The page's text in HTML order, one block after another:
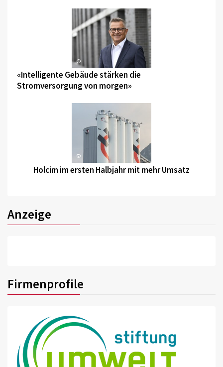
©
«Intelligente Gebäude stärken die
Stromversorgung von morgen»
©
Holcim im ersten Halbjahr mit mehr Umsatz
Anzeige
Firmenprofile